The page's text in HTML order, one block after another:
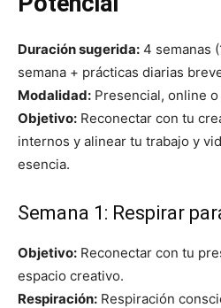
Duración sugerida: 4 semanas
semana + prácticas diarias
Modalidad: Presencial, online
Objetivo: Reconectar con tu
internos y alinear tu trabajo y
esencia.
Semana 1: Respirar
Objetivo: Reconectar con tu
espacio creativo.
Respiración: Respiración